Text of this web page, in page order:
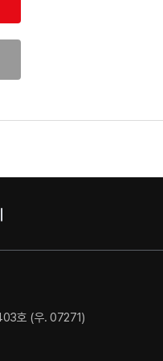
호 (우. 07271)